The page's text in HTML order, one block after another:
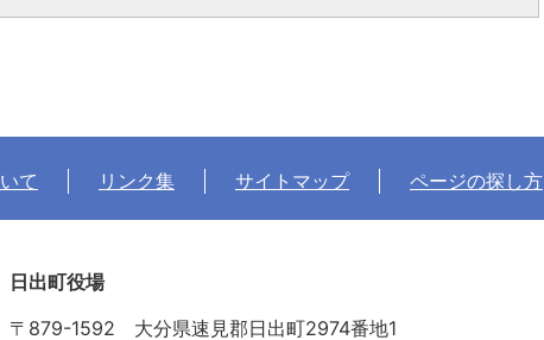
て リンク集 サイトマップ ページの探し方
日出町役場
〒879-1592 大分県速見郡日出町2974番地1